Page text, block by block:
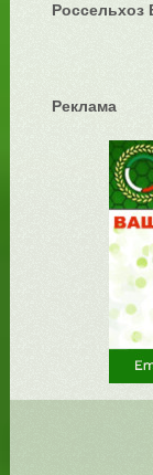
Россельхоз
Реклама